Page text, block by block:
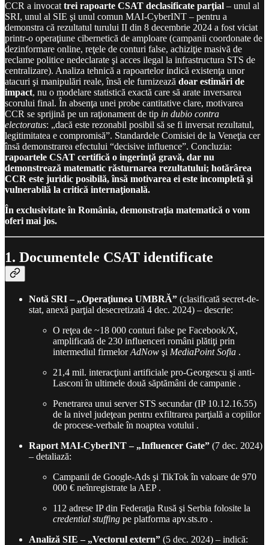
CCR a invocat trei rapoarte CSAT declasificate parţial – unul al
SRI, unul al SIE şi unul comun MAI-CyberINT – pentru a
demonstra că rezultatul turului II din 8 decembrie 2024 a fost viciat
printr-o operaţiune cibernetică de amploare (campanii coordonate de
dezinformare online, reţele de conturi false, achiziţie masivă de
reclame politice nedeclarate şi acces ilegal la infrastructura STS de
centralizare). Analiza tehnică a rapoartelor indică existenţa unor
atacuri şi manipulări reale, însă ele furnizează doar estimări de
impact, nu o modelare statistică exactă care să arate inversarea
scorului final. În absenţa unei probe cantitative clare, motivarea
CCR se sprijină pe un raţionament de tip in dubio contra
electoratus: „dacă este rezonabil posibil să se fi inversat rezultatul,
legitimitatea e compromisă”. Standardele Comisiei de la Veneţia cer
însă demonstrarea efectului “decisive influence”. Concluzia:
rapoartele CSAT certifică o ingerinţă gravă, dar nu
demonstrează matematic răsturnarea rezultatului; hotărârea
CCR este juridic posibilă, însă motivarea ei este incompletă şi
vulnerabilă la critică internaţională.
În exclusivitate în România, demonstrația matematică o vom
oferi mai jos.
1. Documentele CSAT identificate
Notă SRI – „Operaţiunea UMBRĂ” (clasificată secret-de-
stat, anexă parţial desecretizată 4 dec. 2024) – descrie:
O reţea de ~18 000 conturi false pe Facebook/X,
amplificată de 230 influenceri români plătiţi prin
intermediul firmelorAdNow şi MediaPoint Sofia .
21,4 mil. interacţiuni artificiale pro-Georgescu şi anti-
Lasconi în ultimele două săptămâni de campanie .
Penetrarea unui server STS secundar (IP 10.12.16.55)
de la nivel judeţean pentru exfiltrarea parţială a copiilor
de procese-verbale în noaptea votului .
Raport MAI-CyberINT – „Influencer Gate” (7 dec. 2024)
– detaliază:
Campanii de Google-Ads şi TikTok în valoare de 970
000 € neînregistrate la AEP .
112 adrese IP din Federaţia Rusă şi Serbia folosite la
credential stuffing pe platforma apv.sts.ro .
Analiză SIE – „Vectorul extern” (5 dec. 2024) – indică: